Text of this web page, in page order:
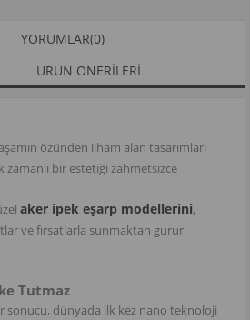
YORUMLAR(0)
ÜRÜN ÖNERILERI
özünden ilham alan tasarımları
bir estetiği zahmetsizce
aker ipek eşarp modellerini,
ve fırsatlarla sunmaktan gurur
Tutmaz
sonucu, dünyada ilk kez nano teknoloji